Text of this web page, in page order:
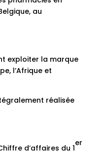
au
exploiter la marque
l’Afrique et
réalisée
d’affaires du 1
er